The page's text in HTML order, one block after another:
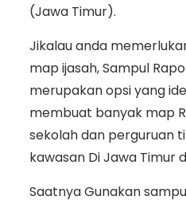
(Jawa Timur).
Jikalau anda
map ijasah, Sampul
merupakan opsi yang
membuat banyak map
sekolah dan perguruan
kawasan Di Jawa Timur
Saatnya Gunakan